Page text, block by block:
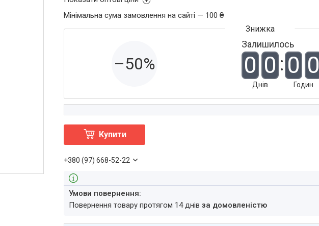
Мінімальна сума замовлення на сайті — 100 ₴
–50%
Залишилось
0 0
Днів
0 0
Годин
Купити
+380 (97) 668-52-22
повернення товару протягом 14 днівза домовленістю